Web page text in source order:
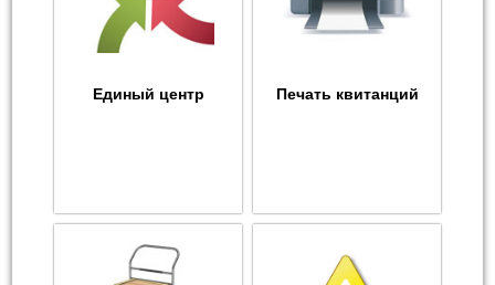
Единый центр Печать квитанций